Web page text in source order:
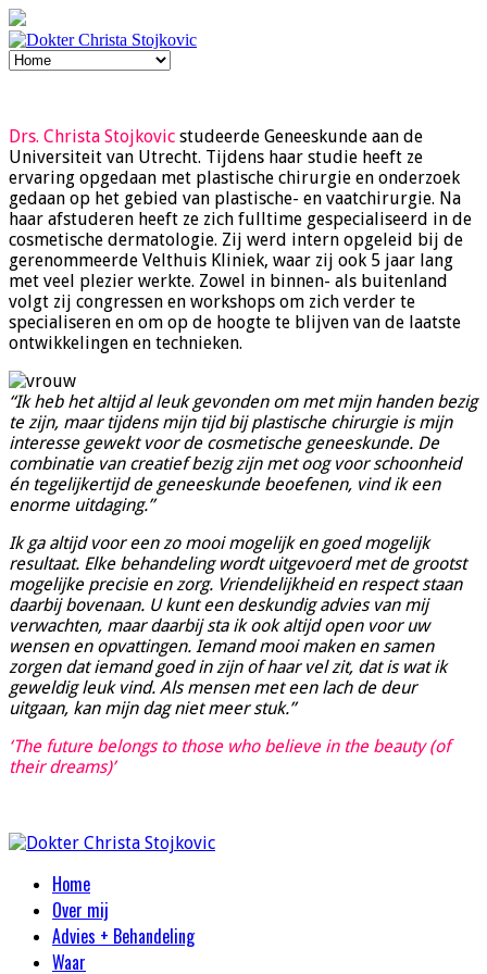
Drs. Christa Stojkovic studeerde Geneeskunde aan de
Universiteit van Utrecht. Tijdens haar studie heeft ze
ervaring opgedaan met plastische chirurgie en onderzoek
gedaan op het gebied van plastische- en vaatchirurgie. Na
haar afstuderen heeft ze zich fulltime gespecialiseerd in de
cosmetische dermatologie. Zij werd intern opgeleid bij de
gerenommeerde Velthuis Kliniek, waar zij ook 5 jaar lang
met veel plezier werkte. Zowel in binnen- als buitenland
volgt zij congressen en workshops om zich verder te
specialiseren en om op de hoogte te blijven van de laatste
ontwikkelingen en technieken.
“Ik heb het altijd al leuk gevonden om met mijn handen bezig
te zijn, maar tijdens mijn tijd bij plastische chirurgie is mijn
interesse gewekt voor de cosmetische geneeskunde. De
combinatie van creatief bezig zijn met oog voor schoonheid
én tegelijkertijd de geneeskunde beoefenen, vind ik een
enorme uitdaging.”
Ik ga altijd voor een zo mooi mogelijk en goed mogelijk
resultaat. Elke behandeling wordt uitgevoerd met de grootst
mogelijke precisie en zorg. Vriendelijkheid en respect staan
daarbij bovenaan. U kunt een deskundig advies van mij
verwachten, maar daarbij sta ik ook altijd open voor uw
wensen en opvattingen. Iemand mooi maken en samen
zorgen dat iemand goed in zijn of haar vel zit, dat is wat ik
geweldig leuk vind. Als mensen met een lach de deur
uitgaan, kan mijn dag niet meer stuk.”
‘The future belongs to those who believe in the beauty (of
their dreams)’
Home
Over mij
Advies + Behandeling
Waar